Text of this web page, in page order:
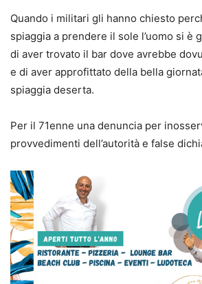
Quando i militari gli hanno chiesto
spiaggia a prendere il sole l’uomo si è
di aver trovato il bar dove avrebbe
e di aver approfittato della bella
spiaggia deserta.
Per il 71enne una denuncia per
provvedimenti dell’autorità e false